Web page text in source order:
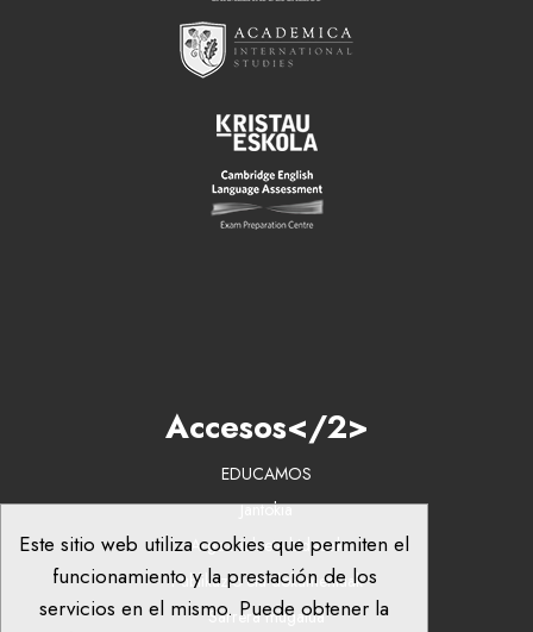
Accesos</2>
EDUCAMOS
Jantokia
Argazkiak eta bideoak
Publikazio eta dokumentuak
Sarrera mugatua
Este sitio web utiliza cookies que permiten el
funcionamiento y la prestación de los
servicios en el mismo. Puede obtener la